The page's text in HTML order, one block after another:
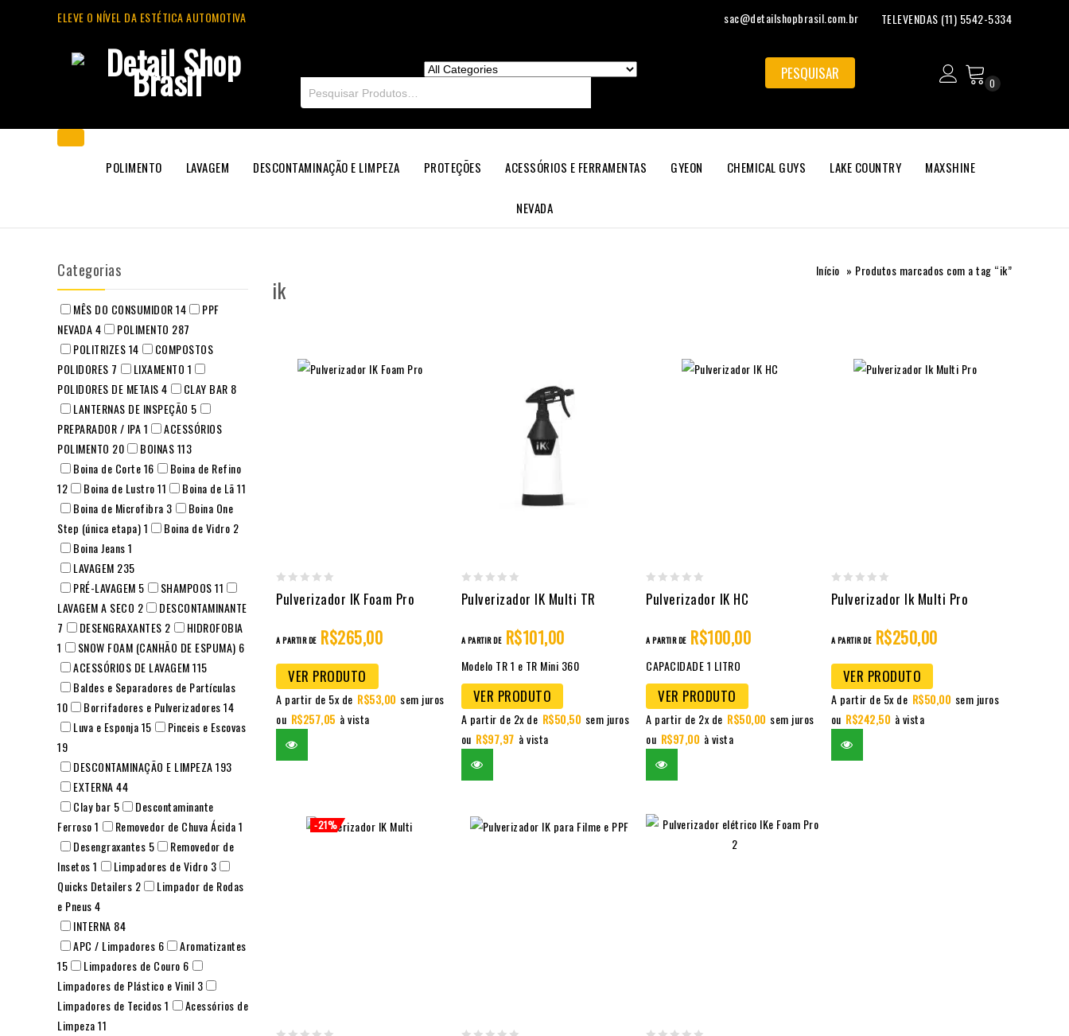
ELEVE O NÍVEL DA ESTÉTICA AUTOMOTIVA sac@detailshopbrasil.com.br TELEVENDAS (11) 5542-5334
0
POLIMENTO LAVAGEM DESCONTAMINAÇÃO E LIMPEZA PROTEÇÕES ACESSÓRIOS E FERRAMENTAS GYEON CHEMICAL GUYS LAKE COUNTRY MAXSHINE
NEVADA
Início » Produtos marcados com a tag “ik”
ik
0
Pulverizador IK Foam Pro
A PARTIR DE R$265,00
VER PRODUTO
A partir de 5x de R$53,00 sem juros
ou R$257,05 à vista
0
Pulverizador IK Multi TR
A PARTIR DE R$101,00
Modelo TR 1 e TR Mini 360
VER PRODUTO
A partir de 2x de R$50,50 sem juros
ou R$97,97 à vista
0
Pulverizador IK HC
A PARTIR DE R$100,00
CAPACIDADE 1 LITRO
VER PRODUTO
A partir de 2x de R$50,00 sem juros
ou R$97,00 à vista
0
Pulverizador Ik Multi Pro
A PARTIR DE R$250,00
VER PRODUTO
A partir de 5x de R$50,00 sem juros
ou R$242,50 à vista
-21%
Categorias
MÊS DO CONSUMIDOR14
PPF
NEVADA4 POLIMENTO 287
POLITRIZES14
COMPOSTOS
POLIDORES 7 LIXAMENTO 1
POLIDORES DE METAIS4 CLAY BAR 8
LANTERNAS DE INSPEÇÃO 5
PREPARADOR / IPA1
ACESSÓRIOS
POLIMENTO 20 BOINAS113
Boina de Corte16
Boina de Refino
12
Boina de Lustro11 Boina de Lã11
Boina de Microfibra 3
Boina One
Step (única etapa)1 Boina de Vidro 2
Boina Jeans1
LAVAGEM 235
PRÉ-LAVAGEM 5 SHAMPOOS11
LAVAGEM A SECO 2
DESCONTAMINANTE
7
DESENGRAXANTES 2
HIDROFOBIA
1
SNOW FOAM (CANHÃO DE ESPUMA) 6
ACESSÓRIOS DE LAVAGEM115
Baldes e Separadores de Partículas
10
Borrifadores e Pulverizadores14
Luva e Esponja15
Pinceis e Escovas
19
DESCONTAMINAÇÃO E LIMPEZA193
EXTERNA44
Clay bar 5
Descontaminante
Ferroso1 Removedor de Chuva Ácida1
Desengraxantes 5
Removedor de
Insetos1 Limpadores de Vidro 3
Quicks Detailers 2
Limpador de Rodas
e Pneus4
INTERNA 84
APC / Limpadores 6
Aromatizantes
15
Limpadores de Couro 6
Limpadores de Plástico e Vinil 3
Limpadores de Tecidos1
Acessórios de
Limpeza11